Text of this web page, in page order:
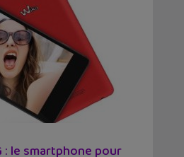
: le smartphone pour